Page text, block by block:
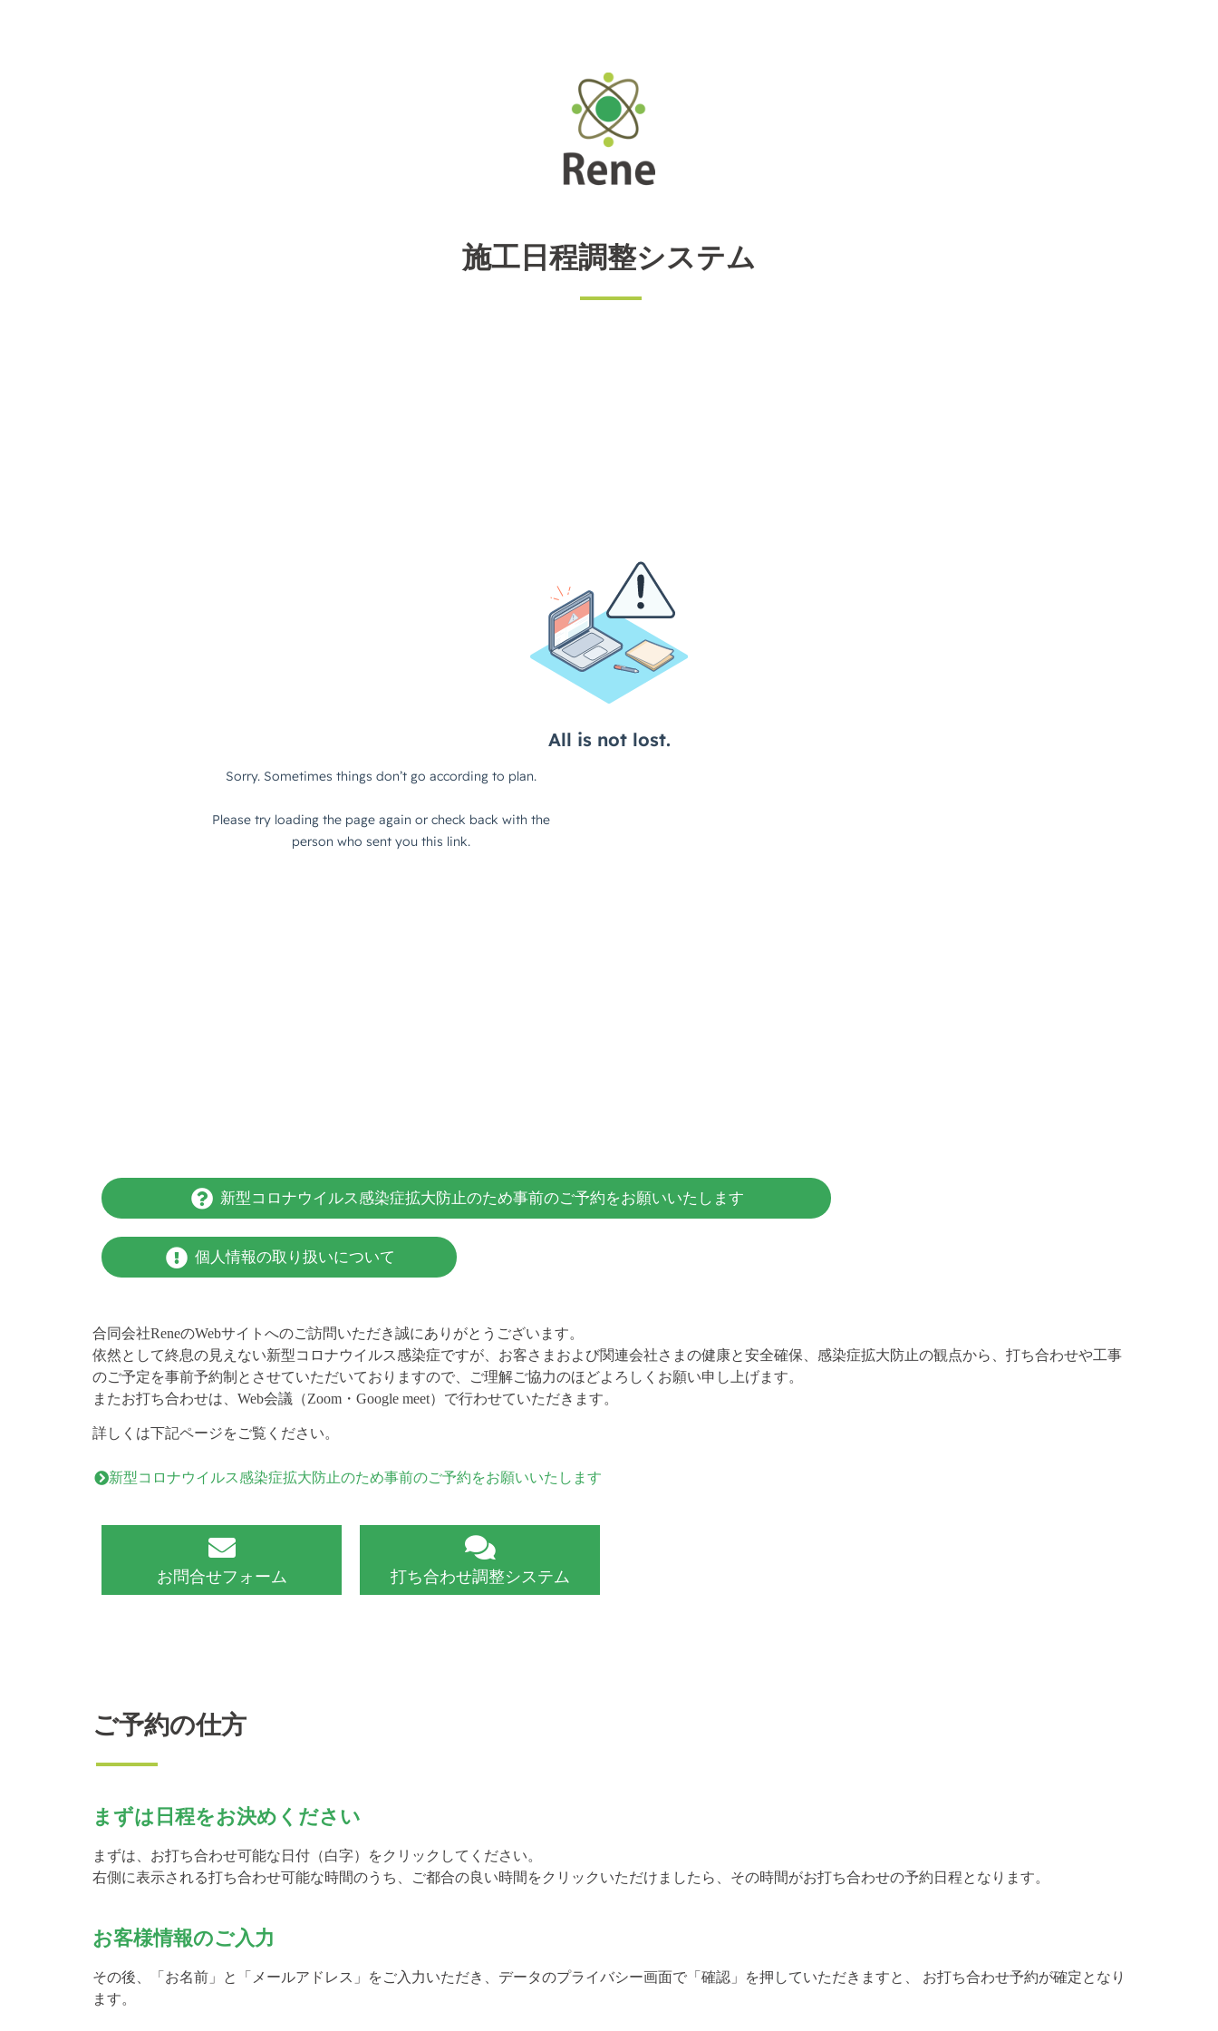
施工日程調整システム
新型コロナウイルス感染症拡大防止のため事前のご予約をお願いいたします
個人情報の取り扱いについて
合同会社ReneのWebサイトへのご訪問いただき誠にありがとうございます。
依然として終息の見えない新型コロナウイルス感染症ですが、お客さまおよび関連会社さまの健康と安全確保、感染症拡大防止の観点から、打ち合わせや工事
のご予定を事前予約制とさせていただいておりますので、ご理解ご協力のほどよろしくお願い申し上げます。
またお打ち合わせは、Web会議（Zoom・Google meet）で行わせていただきます。
詳しくは下記ページをご覧ください。
新型コロナウイルス感染症拡大防止のため事前のご予約をお願いいたします
お問合せフォーム 打ち合わせ調整システム
ご予約の仕方
まずは日程をお決めください
まずは、お打ち合わせ可能な日付（白字）をクリックしてください。
右側に表示される打ち合わせ可能な時間のうち、ご都合の良い時間をクリックいただけましたら、その時間がお打ち合わせの予約日程となります。
お客様情報のご入力
その後、「お名前」と「メールアドレス」をご入力いただき、データのプライバシー画面で「確認」を押していただきますと、 お打ち合わせ予約が確定となり
ます。